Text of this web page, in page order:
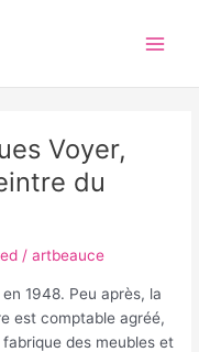
Voyer,
du
/artbeauce
1948. Peu après, la
est comptable agréé,
des meubles et